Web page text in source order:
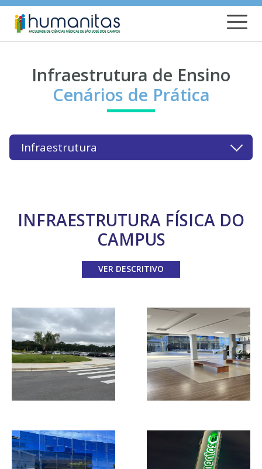
Infraestrutura de Ensino
Cenários de Prática
Infraestrutura
INFRAESTRUTURA FÍSICA DO
CAMPUS
VER DESCRITIVO